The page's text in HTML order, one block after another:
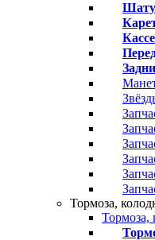
Тормоза,
Тормоза,